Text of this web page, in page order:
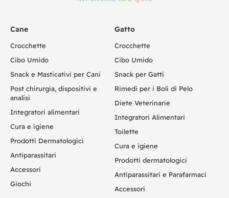
Cane
Crocchette
Cibo Umido
Snack e Masticativi per Cani
Post chirurgia, dispositivi e
analisi
Integratori alimentari
Cura e igiene
Prodotti Dermatologici
Antiparassitari
Accessori
Giochi
Gatto
Crocchette
Cibo Umido
Snack per Gatti
Rimedi per i Boli di Pelo
Diete Veterinarie
Integratori Alimentari
Toilette
Cura e igiene
Prodotti dermatologici
Antiparassitari e Parafarmaci
Accessori